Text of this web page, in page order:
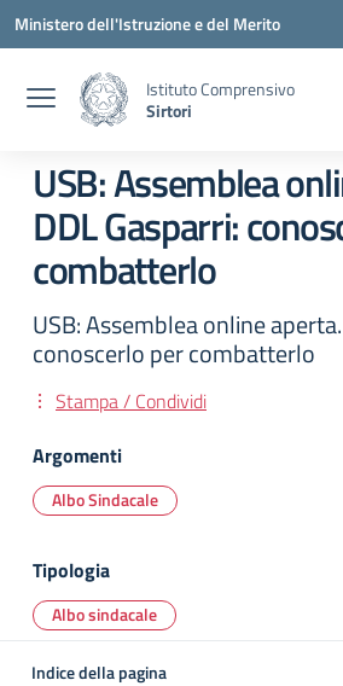
Vai ai contenuti
Vai al menu di navigazione
Vai al footer
Ministero dell'Istruzione e del Merito
Istituto Comprensivo
Sirtori
USB: Assemblea
DDL Gasparri:
combatterlo
USB: Assemblea online
conoscerlo per combatterlo
Stampa / Condividi
Argomenti
Albo Sindacale
Tipologia
Albo sindacale
Indice della pagina